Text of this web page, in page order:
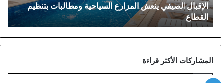
الإقبال الصيفي ينعش المزارع السياحية ومطالبات بتنظيم
القطاع
المشاركات الأكثر قراءة